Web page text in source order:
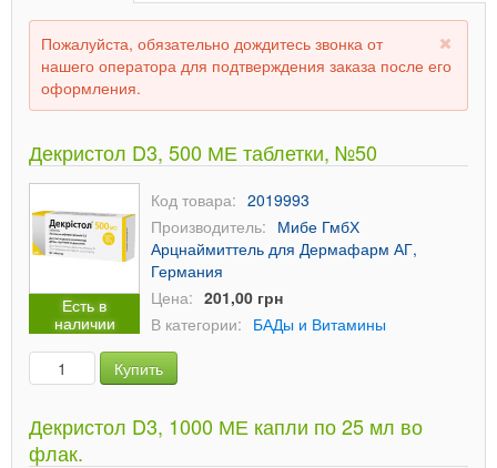
Пожалуйста, обязательно дождитесь звонка от
нашего оператора для подтверждения заказа после его
оформления.
Декристол D3, 500 МЕ таблетки, №50
Есть в
наличии
Код товара: 2019993
Производитель: Мибе ГмбХ
Арцнаймиттель для Дермафарм АГ,
Германия
Цена: 201,00 грн
В категории: БАДы и Витамины
Купить
Декристол D3, 1000 МЕ капли по 25 мл во
флак.